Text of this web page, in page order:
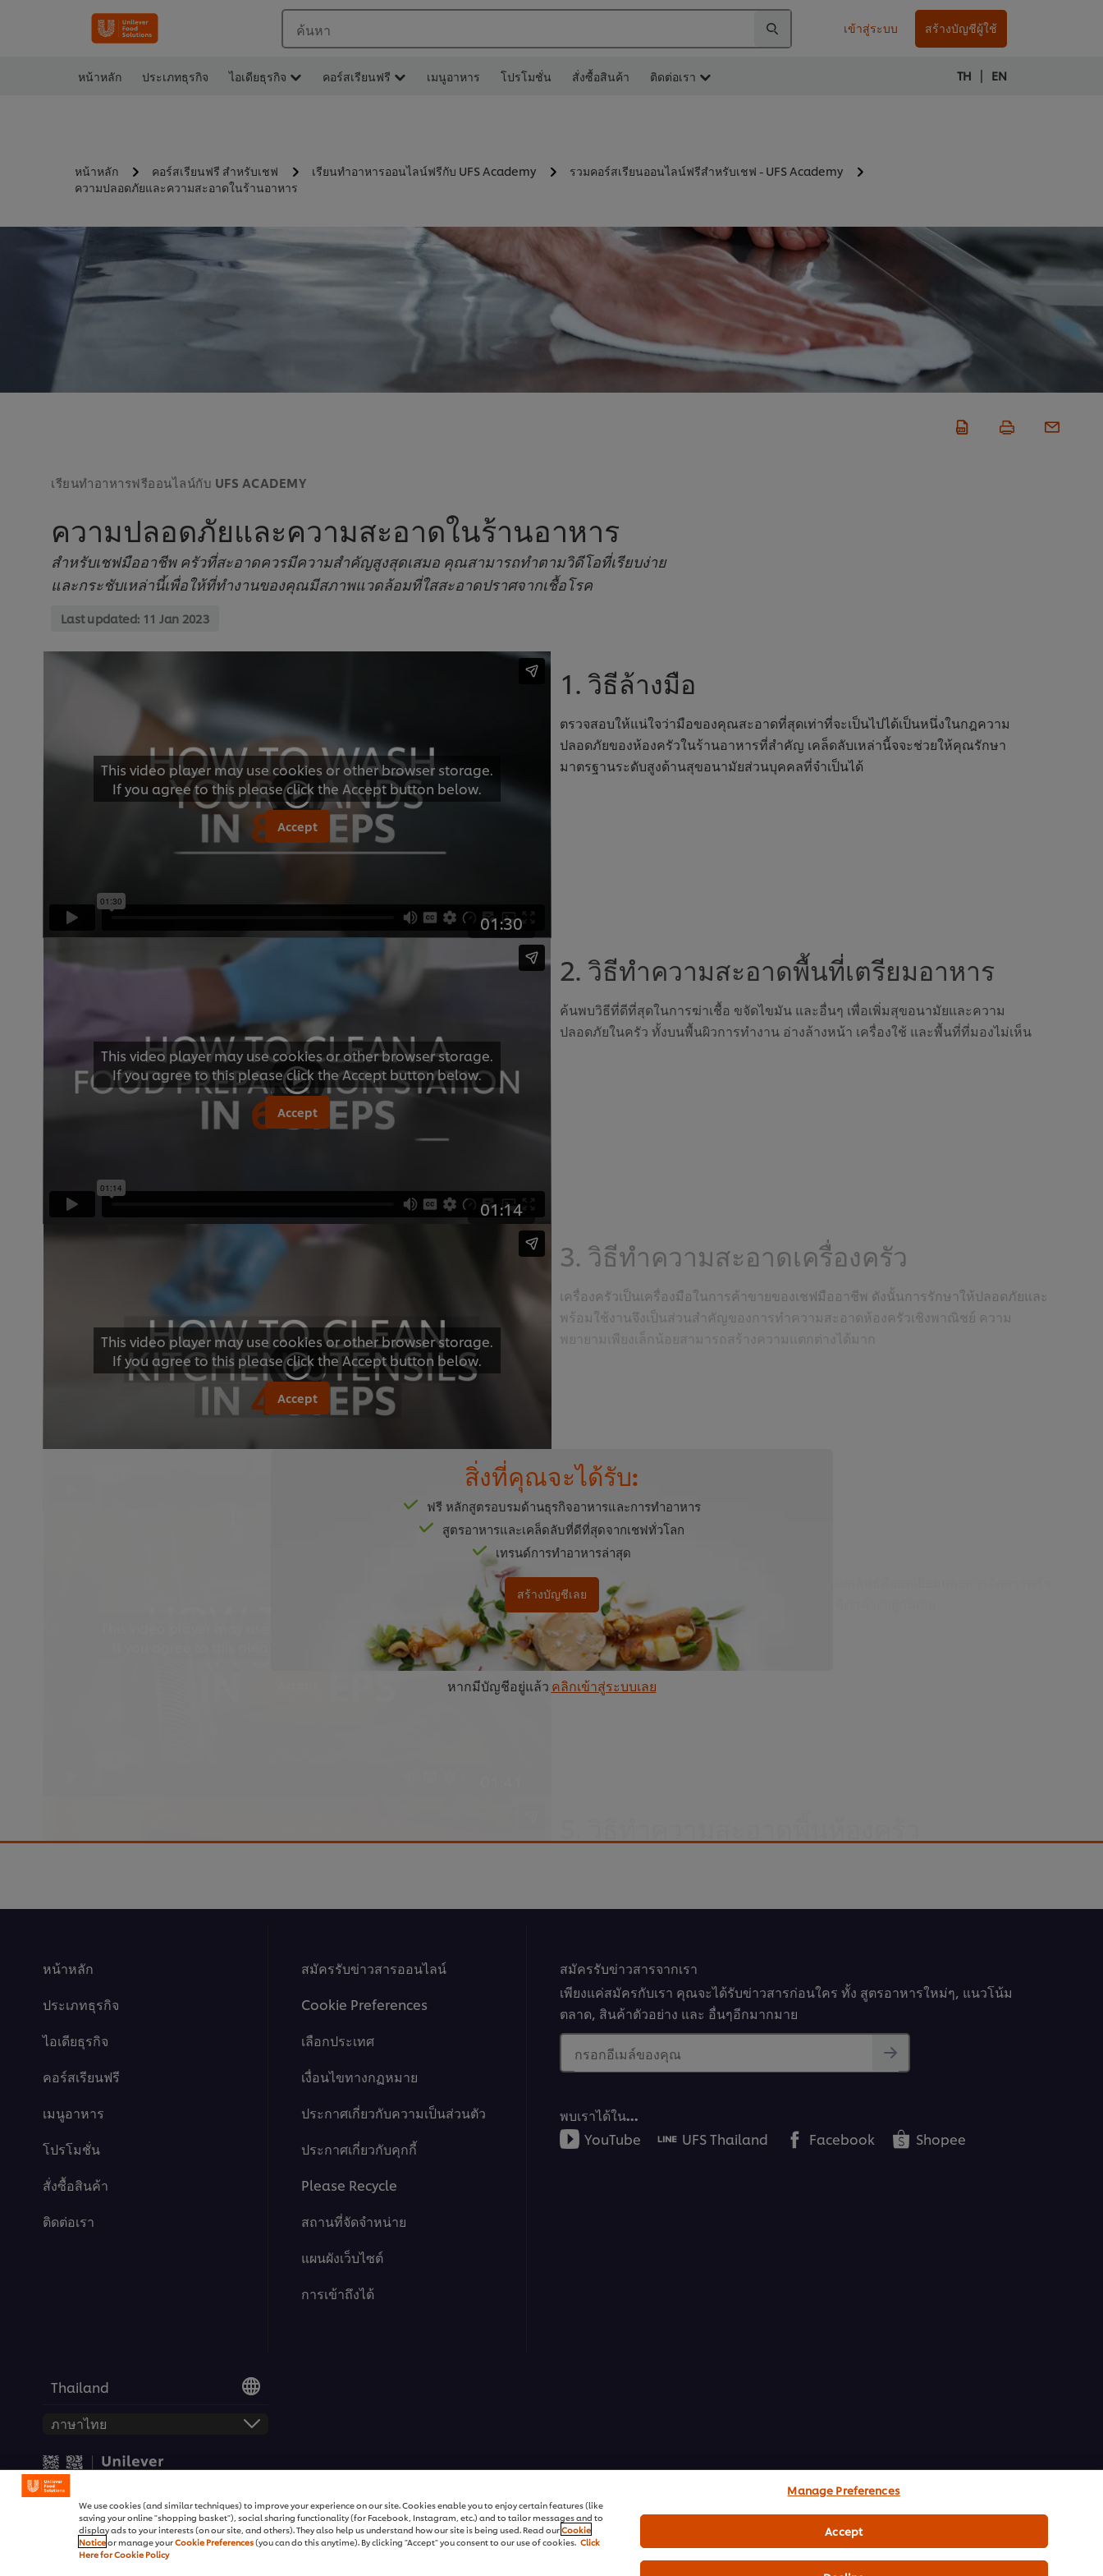
ค้นหา เข้าสู่ระบบ สร้างบัญชีผู้ใช้
หน้าหลัก ประเภทธุรกิจ ไอเดียธุรกิจ คอร์สเรียนฟรี เมนูอาหาร โปรโมชั่น สั่งซื้อสินค้า ติดต่อเรา TH | EN
หน้าหลัก คอร์สเรียนฟรี สำหรับเชฟ เรียนทำอาหารออนไลน์ฟรีกับ UFS Academy
รวมคอร์สเรียนออนไลน์ฟรีสำหรับเชฟ - UFS Academy
ความปลอดภัยและความสะอาดในร้านอาหาร
เรียนทำอาหารฟรีออนไลน์กับ UFS ACADEMY
ความปลอดภัยและความสะอาดในร้านอาหาร
สำหรับเชฟมืออาชีพ ครัวที่สะอาดควรมีความสำคัญสูงสุดเสมอ คุณสามารถทำตามวิดีโอที่เรียบง่าย
และกระชับเหล่านี้เพื่อให้ที่ทำงานของคุณมีสภาพแวดล้อมที่ใสสะอาดปราศจากเชื้อโรค
Last updated: 11 Jan 2023
This video player may use cookies or other browser storage.
If you agree to this please click the Accept button below.
Accept
01:30
1. วิธีล้างมือ
ตรวจสอบให้แน่ใจว่ามือของคุณสะอาดที่สุดเท่าที่จะเป็นไปได้เป็นหนึ่งในกฎความ
ปลอดภัยของห้องครัวในร้านอาหารที่สำคัญ เคล็ดลับเหล่านี้จจะช่วยให้คุณรักษา
มาตรฐานระดับสูงด้านสุขอนามัยส่วนบุคคลที่จำเป็นได้
This video player may use cookies or other browser storage.
If you agree to this please click the Accept button below.
Accept
01:14
2. วิธีทำความสะอาดพื้นที่เตรียมอาหาร
ค้นพบวิธีที่ดีที่สุดในการฆ่าเชื้อ ขจัดไขมัน และอื่นๆ เพื่อเพิ่มสุขอนามัยและความ
ปลอดภัยในครัว ทั้งบนพื้นผิวการทำงาน อ่างล้างหน้า เครื่องใช้ และพื้นที่ที่มองไม่เห็น
This video player may use cookies or other browser storage.
If you agree to this please click the Accept button below.
Accept
00:53
3. วิธีทำความสะอาดเครื่องครัว
เครื่องครัวเป็นเครื่องมือในการค้าขายของเชฟมืออาชีพ ดังนั้นการรักษาให้ปลอดภัยและ
พร้อมใช้งานจึงเป็นส่วนสำคัญของการทำความสะอาดห้องครัวเชิงพาณิชย์ ความ
พยายามเพียงเล็กน้อยสามารถสร้างความแตกต่างได้มาก
This video player may use cookies or other browser storage.
If you agree to this please click the Accept button below.
4. วิธีทำความสะอาดเตา
รายการตรวจสอบสำหรับทำความสะาดเตานี้จะให้ผลลัพธ์ที่ยอดเยี่ยมและการจัดการครัว
ที่ง่ายขึ้น มากำจัดคราบน้ำมันและเศษอาหารไหม้ที่ตกค้างอยู่กันเลย
This video player may use cookies or other browser storage.
Accept
If you agree to this please click the Accept button below.
Accept
6. วิธีทำความสะอาดพื้นร้านอาหาร
มาสร้างหน้าร้านให้สดชื่นและน่าเข้าด้วยทักษะง่ายๆ เช่น การถูพื้นแบบเลขแปด พื้นใส
If you agree to this please click the Accept button below.
Accept
สิ่งที่คุณจะได้รับ:
ฟรี หลักสูตรอบรมด้านธุรกิจอาหารและการทำอาหาร
สูตรอาหารและเคล็ดลับที่ดีที่สุดจากเชฟทั่วโลก
เทรนด์การทำอาหารล่าสุด
สร้างบัญชีเลย
หากมีบัญชีอยู่แล้ว คลิกเข้าสู่ระบบเลย
หน้าหลัก
ประเภทธุรกิจ
ไอเดียธุรกิจ
คอร์สเรียนฟรี
เมนูอาหาร
โปรโมชั่น
สั่งซื้อสินค้า
ติดต่อเรา
สมัครรับข่าวสารออนไลน์
Cookie Preferences
เลือกประเทศ
เงื่อนไขทางกฏหมาย
ประกาศเกี่ยวกับความเป็นส่วนตัว
ประกาศเกี่ยวกับคุกกี้
Please Recycle
สถานที่จัดจำหน่าย
แผนผังเว็บไซต์
การเข้าถึงได้
สมัครรับข่าวสารจากเรา
เพียงแค่สมัครกับเรา คุณจะได้รับข่าวสารก่อนใคร ทั้ง สูตรอาหารใหม่ๆ, แนวโน้ม
ตลาด, สินค้าตัวอย่าง และ อื่นๆอีกมากมาย
กรอกอีเมล์ของคุณ
พบเราได้ใน…
YouTube
UFS Thailand Facebook Shopee
Thailand
We use cookies (and similar techniques) to improve your experience on our site. Cookies enable you to enjoy certain features (like
saving your online "shopping basket"), social sharing functionality (for Facebook, Instagram, etc.) and to tailor messages and to
display ads to your interests (on our site, and others). They also help us understand how our site is being used. Read ourCookie
Noticeor manage yourCookie Preferences(you can do this anytime). By clicking "Accept" you consent to our use of cookies. Click
Here for Cookie Policy
Manage Preferences
Accept